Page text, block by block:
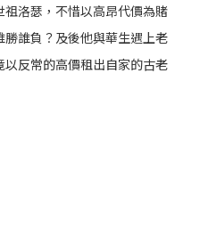
洛瑟，不惜以高昂代價為賭
誰負？及後他與華生遇上老
反常的高價租出自家的古老